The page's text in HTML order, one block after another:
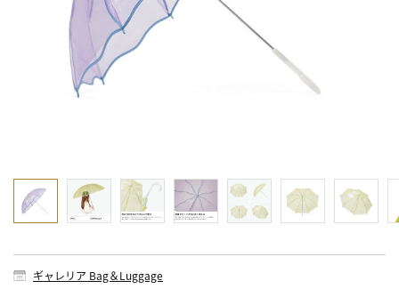
ギャレリア Bag＆Luggage